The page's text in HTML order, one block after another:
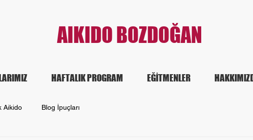
AIKIDO BOZDOĞAN
HAFTALIK PROGRAM EĞİTMENLER
Aikido Blog İpuçları